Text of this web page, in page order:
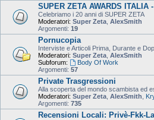
SUPER ZETA AWARDS ITALIA
Celebriamo i 20 anni di SUPER ZETA
Moderatori: Super Zeta AlexSmith
Argomenti: 19
Pornucopia
Interviste e Articoli Prima, Durante e
Moderatori: Super Zeta AlexSmith
Subforum:
Body Of Work
Argomenti: 57
Private Trasgressioni
Alla scoperta del mondo scambista ed
Moderatori: Super Zeta AlexSmith
Argomenti: 735
Recensioni Locali: Privè-Fkk-